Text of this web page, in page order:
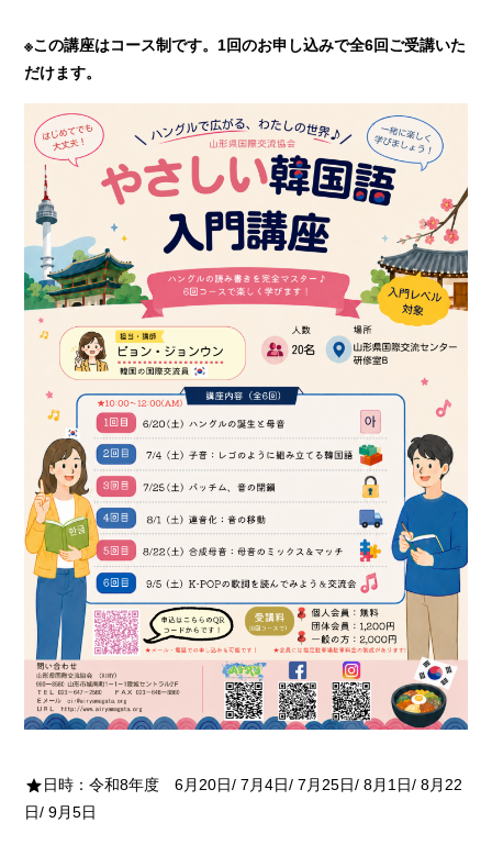
※この講座はコース制です。1回のお申し込みで全6回ご受講いた
だけます。
日時：令和8年度 6月20日/ 7月4日/ 7月25日/ 8月1日/ 8月22
日/ 9月5日